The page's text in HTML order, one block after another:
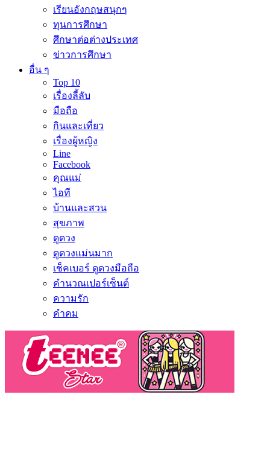
เรียนอังกฤษสนุกๆ
ทุนการศึกษา
ศึกษาต่อต่างประเทศ
ข่าวการศึกษา
อื่น ๆ
Top 10
เรื่องลี้ลับ
มือถือ
กินและเที่ยว
เรื่องผู้หญิง
Line
Facebook
คุณแม่
ไอที
บ้านและสวน
สุขภาพ
ดูดวง
ดูดวงแม่นมาก
เช็คเบอร์ ดูดวงมือถือ
คำนวณเปอร์เซ็นต์
ความรัก
คำคม